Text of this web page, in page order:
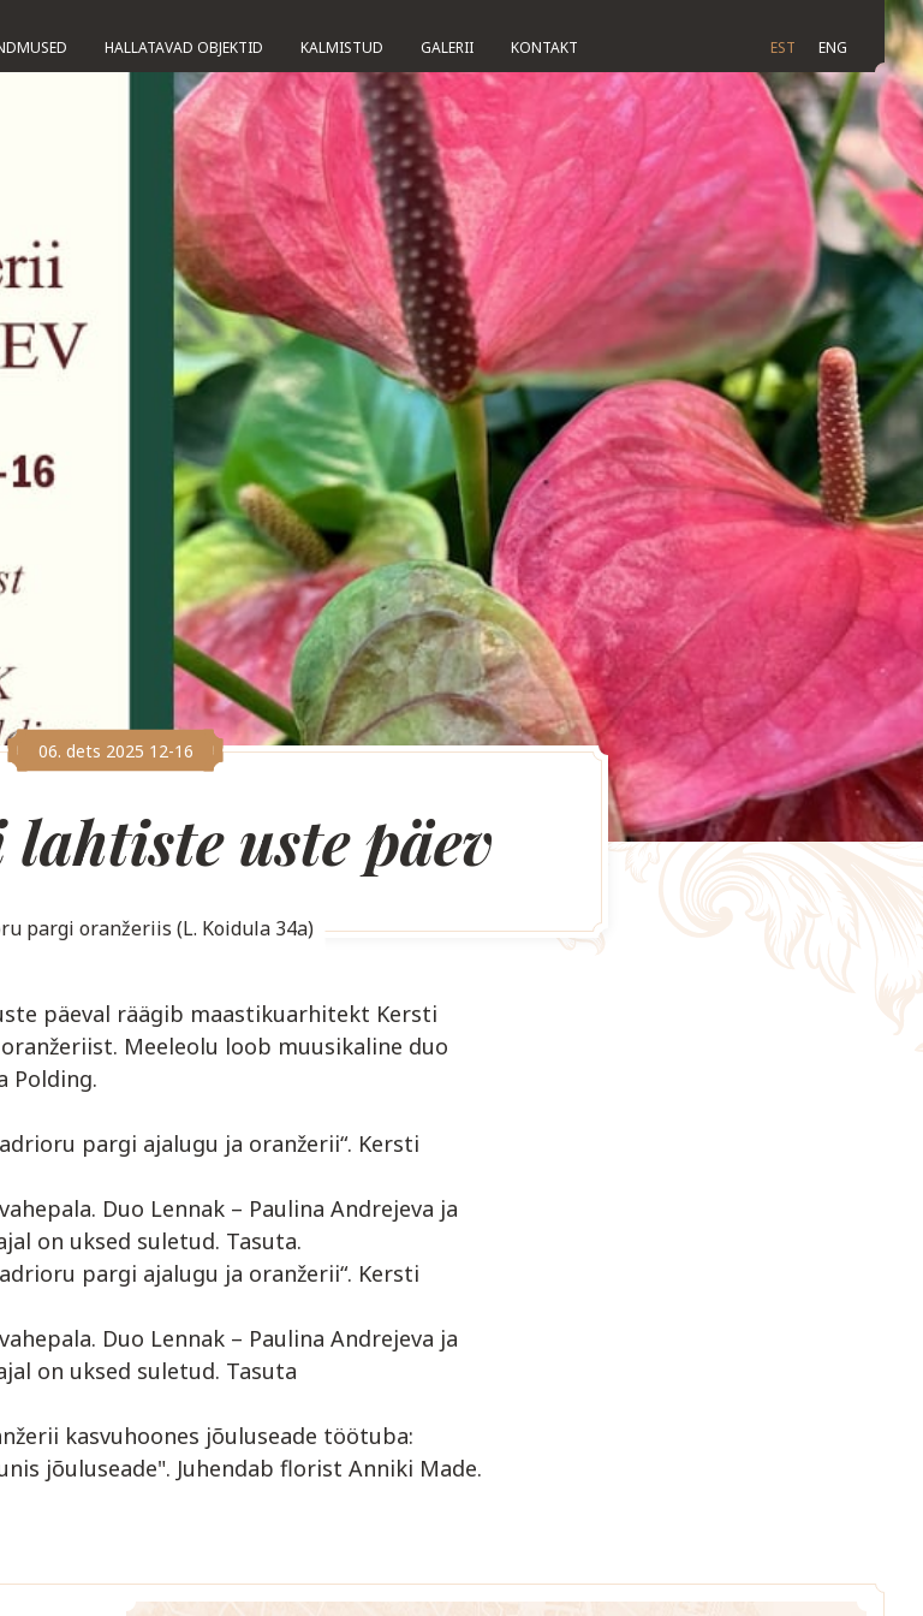
HALLATAVAD OBJEKTID KALMISTUD GALERII KONTAKT EST ENG
06. dets 2025 12-16
uste päev
pargi oranžeriis (L. Koidula 34a)
päeval räägib maastikuarhitekt Kersti
Meeleolu loob muusikaline duo
Polding.
pargi ajalugu ja oranžerii“. Kersti
Duo Lennak – Paulina Andrejeva ja
on uksed suletud. Tasuta.
pargi ajalugu ja oranžerii“. Kersti
Duo Lennak – Paulina Andrejeva ja
on uksed suletud. Tasuta
kasvuhoones jõuluseade töötuba:
jõuluseade". Juhendab florist Anniki Made.